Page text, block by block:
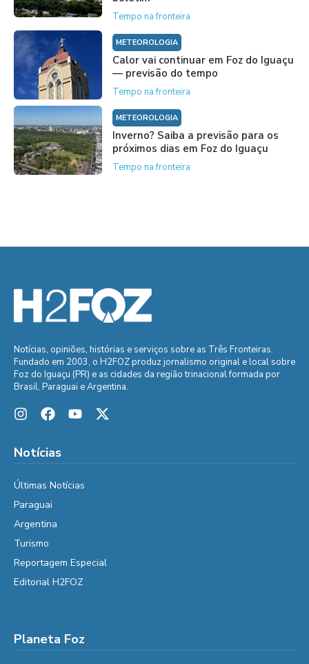
Tempo na fronteira
METEOROLOGIA
Calor vai continuar em Foz do Iguaçu
— previsão do tempo
Tempo na fronteira
METEOROLOGIA
Inverno? Saiba a previsão para os
próximos dias em Foz do Iguaçu
Tempo na fronteira
Notícias, opiniões, histórias e serviços sobre as Três Fronteiras.
Fundado em 2003, o H2FOZ produz jornalismo original e local sobre
Foz do Iguaçu (PR) e as cidades da região trinacional formada por
Brasil, Paraguai e Argentina.
Notícias
Últimas Notícias
Paraguai
Argentina
Turismo
Reportagem Especial
Editorial H2FOZ
Planeta Foz